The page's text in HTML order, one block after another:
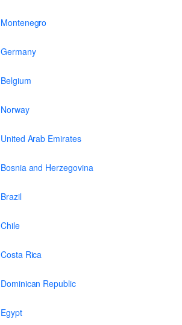
Montenegro
Germany
Belgium
Norway
United Arab Emirates
Bosnia and Herzegovina
Brazil
Chile
Costa Rica
Dominican Republic
Egypt